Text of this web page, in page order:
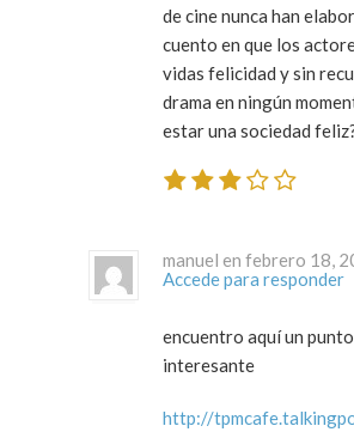
de cine nunca han
cuento en que los
vidas felicidad y sin
drama en ningún
estar una sociedad
Accede para responder
encuentro aquí un
interesante
http://